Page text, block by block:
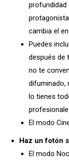
profundidad
cambia el
Puedes
después de
no te
difuminado,
lo tienes
El modo
Haz un fotón
El modo